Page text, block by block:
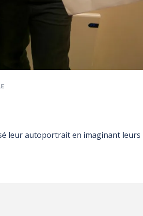
leur autoportrait en imaginant leurs